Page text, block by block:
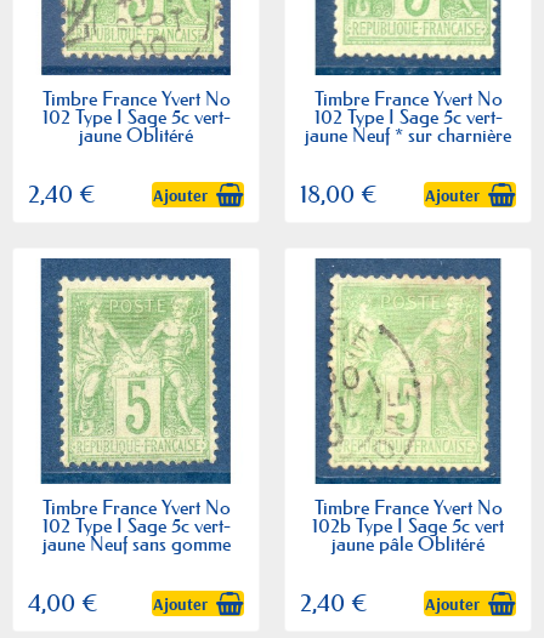
Timbre France Yvert No
102 Type I Sage 5c vert-
jaune Oblitéré
2,40 € Ajouter
Timbre France Yvert No
102 Type I Sage 5c vert-
jaune Neuf * sur charnière
18,00 € Ajouter
Timbre France Yvert No
102 Type I Sage 5c vert-
jaune Neuf sans gomme
4,00 € Ajouter
Timbre France Yvert No
102b Type I Sage 5c vert
jaune pâle Oblitéré
2,40 € Ajouter